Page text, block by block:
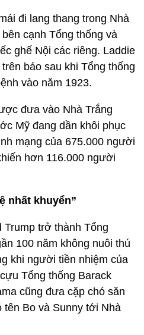
đi lang thang trong Nhà
cạnh Tổng thống và
ghế Nội các riêng. Laddie
báo sau khi Tổng thống
vào năm 1923.
đưa vào Nhà Trắng
Mỹ đang dần khôi phục
mạng của 675.000 người
hơn 116.000 người
nhất khuyển”
Trump trở thành Tổng
100 năm không nuôi thú
khi người tiền nhiệm của
Tổng thống Barack
cũng đưa cặp chó săn
Bo và Sunny tới Nhà